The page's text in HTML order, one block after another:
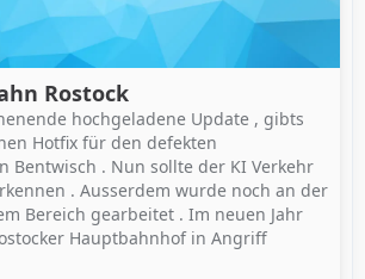
Rostock
hochgeladene Update , gibts
Hotfix für den defekten
Bentwisch . Nun sollte der KI Verkehr
. Ausserdem wurde noch an der
Bereich gearbeitet . Im neuen Jahr
Hauptbahnhof in Angriff